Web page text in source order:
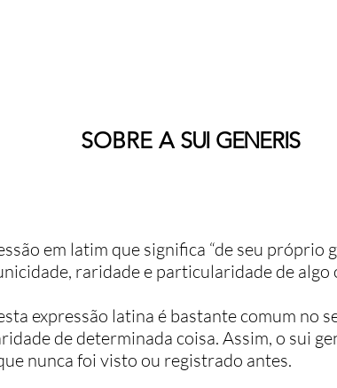
SOBRE A SUI GENERIS
em latim que significa “de seu próprio
raridade e particularidade de algo
expressão latina é bastante comum no
de determinada coisa. Assim, o sui
nunca foi visto ou registrado antes.